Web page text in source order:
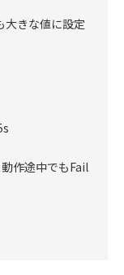
きな値に設定
作途中でもFail